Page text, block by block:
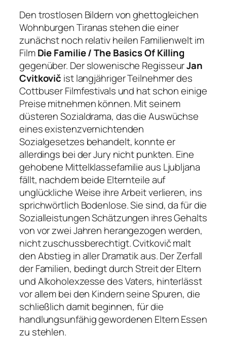
Den trostlosen Bildern von ghettogleichen
Wohnburgen Tiranas stehen die einer
zunächst noch relativ heilen Familienwelt im
FilmDie Familie / The Basics Of Killing
gegenüber. Der slowenische RegisseurJan
Cvitkovič ist langjähriger Teilnehmer des
Cottbuser Filmfestivals und hat schon einige
Preise mitnehmen können. Mit seinem
düsteren Sozialdrama, das die Auswüchse
eines existenzvernichtenden
Sozialgesetzes behandelt, konnte er
allerdings bei der Jury nicht punkten. Eine
gehobene Mittelklassefamilie aus Ljubljana
fällt, nachdem beide Elternteile auf
unglückliche Weise ihre Arbeit verlieren, ins
sprichwörtlich Bodenlose. Sie sind, da für die
Sozialleistungen Schätzungen ihres Gehalts
von vor zwei Jahren herangezogen werden,
nicht zuschussberechtigt. Cvitkovič malt
den Abstieg in aller Dramatik aus. Der Zerfall
der Familien, bedingt durch Streit der Eltern
und Alkoholexzesse des Vaters, hinterlässt
vor allem bei den Kindern seine Spuren, die
schließlich damit beginnen, für die
handlungsunfähig gewordenen Eltern Essen
zu stehlen.